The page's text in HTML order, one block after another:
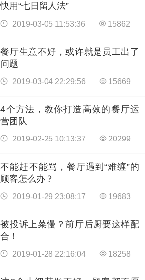
快用“七日留人法”
2019-03-05 11:53:36 15862
餐厅生意不好，或许就是员工出了
问题
2019-03-04 22:29:56 15669
4个方法，教你打造高效的餐厅运
营团队
2019-02-25 10:13:37 20299
不能赶不能骂，餐厅遇到“难缠”的
顾客怎么办？
2019-01-29 23:08:17 19683
被投诉上菜慢？前厅后厨要这样配
合！
2019-01-28 22:16:04 18258